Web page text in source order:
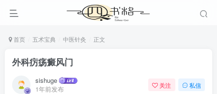
首页 五术宝典 中医针灸 正文
外科疠疡癜风门
sishuge
1年前发布
关注 私信